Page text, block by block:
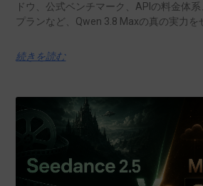
ドウ、公式ベンチマーク、APIの料金体
プランなど、Qwen 3.8 Maxの真の実力を
続きを読む